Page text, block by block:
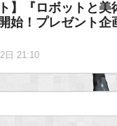
】『ロボットと美
始！プレゼント企
日 21:10